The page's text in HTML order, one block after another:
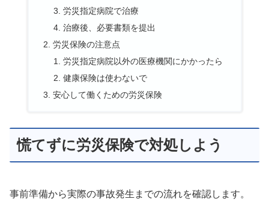
労災指定病院で治療
治療後、必要書類を提出
労災保険の注意点
労災指定病院以外の医療機関にかかったら
健康保険は使わないで
安心して働くための労災保険
慌てずに労災保険で対処しよう
事前準備から実際の事故発生までの流れを確認します。